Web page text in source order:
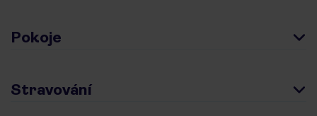
Pokoje
Stravování